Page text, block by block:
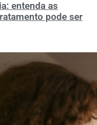
entenda as
pode ser